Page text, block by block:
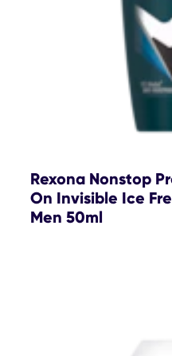
Rexona Nonstop
On Invisible Ice
Men 50ml